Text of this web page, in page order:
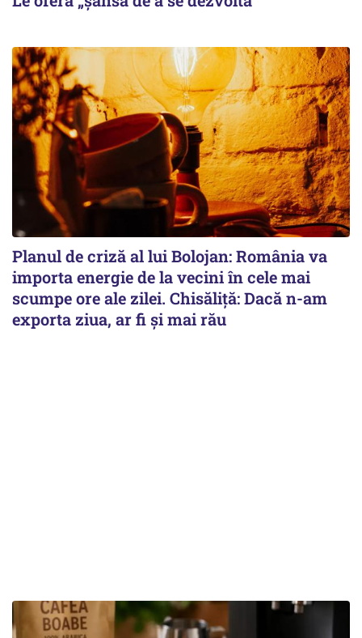
Planul de criză al lui Bolojan: România va
importa energie de la vecini în cele mai
scumpe ore ale zilei. Chisăliță: Dacă n-am
exporta ziua, ar fi și mai rău